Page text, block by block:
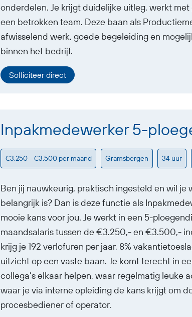
onderdelen. Je krijgt duidelijke uitleg, werkt
een betrokken team. Deze baan als
afwisselend werk, goede begeleiding en
binnen het bedrijf.
Solliciteer direct
Inpakmedewerker 5-
€3.250 - €3.500 per maand Gramsbergen 34 uur
Ben jij nauwkeurig, praktisch ingesteld en wil
belangrijk is? Dan is deze functie als
mooie kans voor jou. Je werkt in een 5-
maandsalaris tussen de €3.250,- en €3.500,-
krijg je 192 verlofuren per jaar, 8%
uitzicht op een vaste baan. Je komt terecht in
collega’s elkaar helpen, waar regelmatig leuke
waar je via interne opleiding de kans krijgt om
procesbediener of operator.